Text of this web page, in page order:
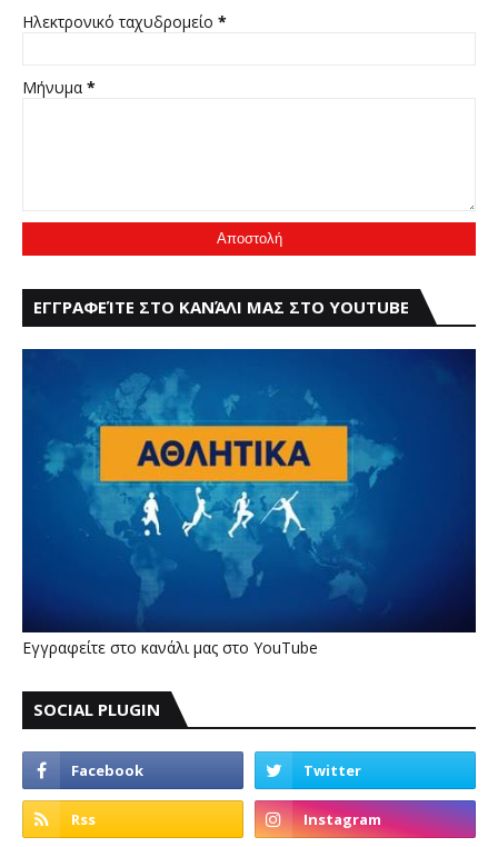
Ηλεκτρονικό ταχυδρομείο *
Μήνυμα *
ΕΓΓΡΑΦΕΊΤΕ ΣΤΟ ΚΑΝΆΛΙ ΜΑΣ ΣΤΟ YOUTUBE
Εγγραφείτε στο κανάλι μας στο YouTube
SOCIAL PLUGIN